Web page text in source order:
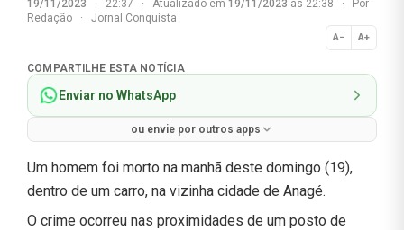
19/11/2023 · 22:37 · Atualizado em 19/11/2023 às 22:38 ·
Por
Redação
· Jornal Conquista
A− A+
Normal
COMPARTILHE ESTA NOTÍCIA
Enviar no WhatsApp
ou envie por outros apps
Um homem foi morto na manhã deste domingo (19),
dentro de um carro, na vizinha cidade de Anagé.
O crime ocorreu nas proximidades de um posto de